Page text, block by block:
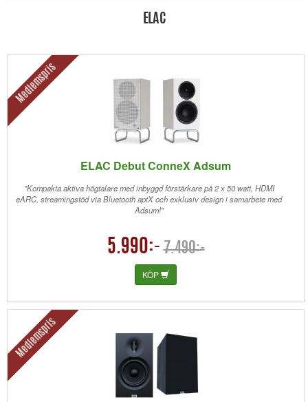
ELAC
Medlemspris
ELAC Debut ConneX Adsum
"Kompakta aktiva högtalare med inbyggd förstärkare på 2 x 50 watt, HDMI
eARC, streamingstöd via Bluetooth aptX och exklusiv design i samarbete med
Adsum!"
5.990:- 7.490:-
KÖP
Medlemspris